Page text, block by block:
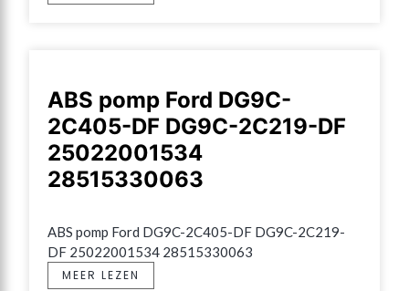
ABS pomp Ford DG9C-
2C405-DF DG9C-2C219-DF
25022001534
28515330063
ABS pomp Ford DG9C-2C405-DF DG9C-2C219-
DF 25022001534 28515330063
MEER LEZEN